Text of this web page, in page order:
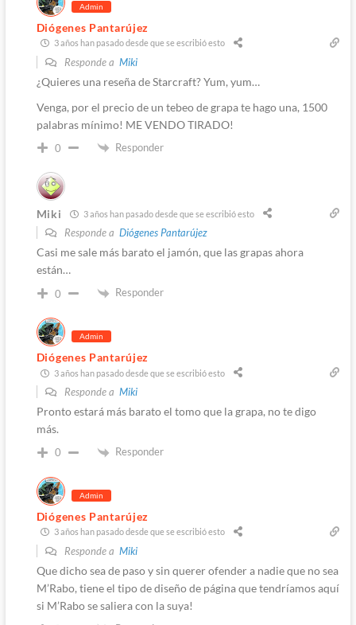
Admin
Diógenes Pantarújez
3 años han pasado desde que se escribió esto
Responde a Miki
¿Quieres una reseña de Starcraft? Yum, yum…
Venga, por el precio de un tebeo de grapa te hago una, 1500
palabras mínimo! ME VENDO TIRADO!
0 Responder
Miki 3 años han pasado desde que se escribió esto
Responde a Diógenes Pantarújez
Casi me sale más barato el jamón, que las grapas ahora
están…
0 Responder
Admin
Diógenes Pantarújez
3 años han pasado desde que se escribió esto
Responde a Miki
Pronto estará más barato el tomo que la grapa, no te digo
más.
0 Responder
Admin
Diógenes Pantarújez
3 años han pasado desde que se escribió esto
Responde a Miki
Que dicho sea de paso y sin querer ofender a nadie que no sea
M’Rabo, tiene el tipo de diseño de página que tendríamos aquí
si M’Rabo se saliera con la suya!